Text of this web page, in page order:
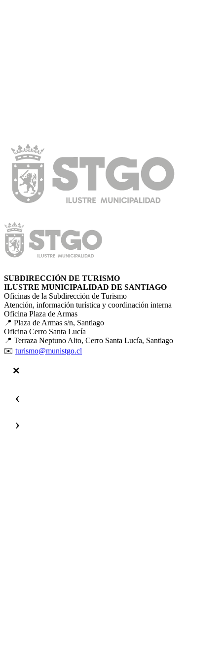
SUBDIRECCIÓN DE TURISMO
ILUSTRE MUNICIPALIDAD DE SANTIAGO
Oficinas de la Subdirección de Turismo
Atención, información turística y coordinación interna
Oficina Plaza de Armas
📍 Plaza de Armas s/n, Santiago
Oficina Cerro Santa Lucía
📍 Terraza Neptuno Alto, Cerro Santa Lucía, Santiago
✉️ turismo@munistgo.cl
‹
›